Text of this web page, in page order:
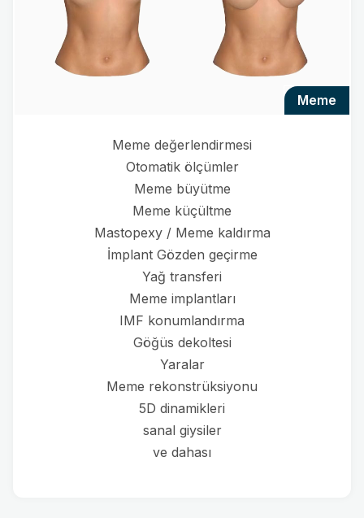
meme
Meme değerlendirmesi
Otomatik ölçümler
Meme büyütme
Meme küçültme
Mastopexy / Meme kaldırma
İmplant Gözden geçirme
Yağ transferi
Meme implantları
IMF konumlandırma
Göğüs dekoltesi
Yaralar
Meme rekonstrüksiyonu
5D dinamikleri
sanal giysiler
ve dahası